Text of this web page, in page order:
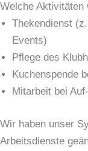
Welche Aktivitäten
Thekendienst
Events)
Pflege des
Kuchenspende
Mitarbeit bei
Wir haben unser
Arbeitsdienste